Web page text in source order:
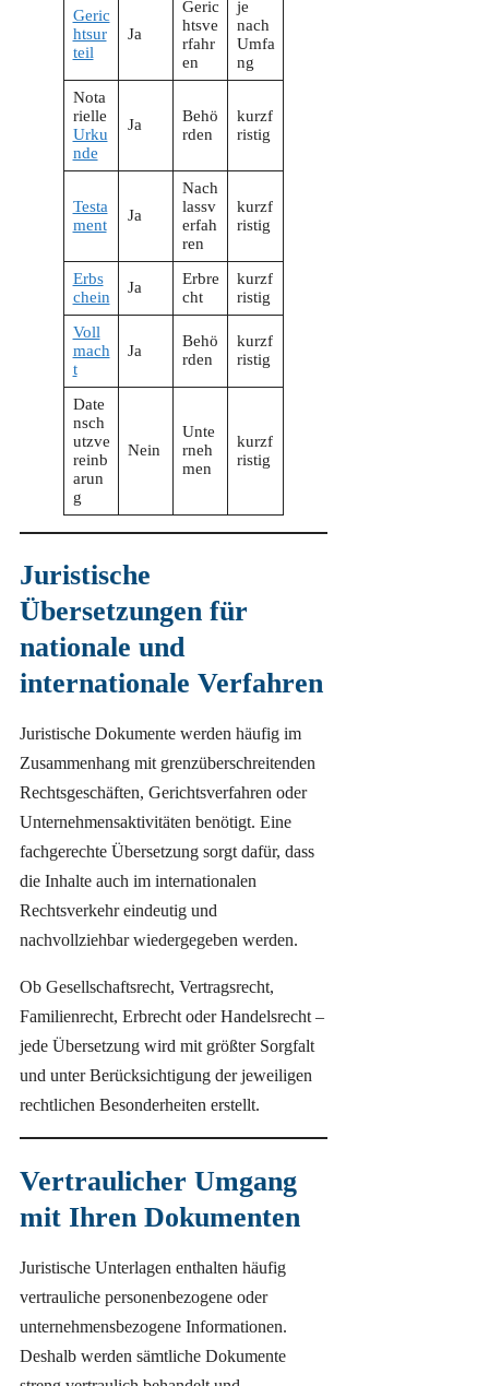
Geric
htsur
teil
Ja
Geric
htsve
rfahr
en
je
nach
Umfa
ng
Nota
rielle
Urku
nde
Ja
Behö
rden
kurzf
ristig
Testa
ment
Ja
Nach
lassv
erfah
ren
kurzf
ristig
Erbs
chein
Ja
Erbre
cht
kurzf
ristig
Voll
mach
t
Ja
Behö
rden
kurzf
ristig
Date
nsch
utzve
reinb
arun
g
Nein
Unte
rneh
men
kurzf
ristig
Juristische
Übersetzungen für
nationale und
internationale Verfahren
Juristische Dokumente werden häufig im
Zusammenhang mit grenzüberschreitenden
Rechtsgeschäften, Gerichtsverfahren oder
Unternehmensaktivitäten benötigt. Eine
fachgerechte Übersetzung sorgt dafür, dass
die Inhalte auch im internationalen
Rechtsverkehr eindeutig und
nachvollziehbar wiedergegeben werden.
Ob Gesellschaftsrecht, Vertragsrecht,
Familienrecht, Erbrecht oder Handelsrecht –
jede Übersetzung wird mit größter Sorgfalt
und unter Berücksichtigung der jeweiligen
rechtlichen Besonderheiten erstellt.
Vertraulicher Umgang
mit Ihren Dokumenten
Juristische Unterlagen enthalten häufig
vertrauliche personenbezogene oder
unternehmensbezogene Informationen.
Deshalb werden sämtliche Dokumente